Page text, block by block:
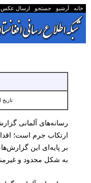
خانه آرشیو جستجو ارسال
تاریخ
رسانه‌های آلمانی
ارتکاب جرم است؛
بر پایه‌ای این
به شکل محدود و